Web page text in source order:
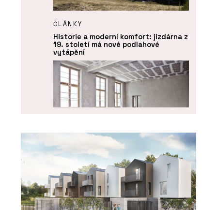
ČLÁNKY
Historie a moderní komfort: jízdárna z
19. století má nové podlahové
vytápění
PRODUKTY
Vytápění a chlazení - REHAU